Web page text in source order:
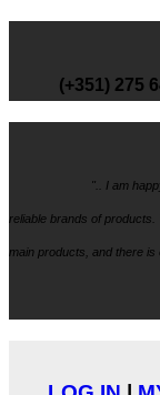
(+351) 275
".. I am
reliable brands of products.
main products, and there